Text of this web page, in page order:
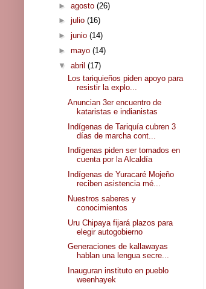
► agosto (26)
► julio (16)
► junio (14)
► mayo (14)
▼ abril (17)
Los tariquieños piden apoyo para
resistir la explo...
Anuncian 3er encuentro de
kataristas e indianistas
Indígenas de Tariquía cubren 3
días de marcha cont...
Indígenas piden ser tomados en
cuenta por la Alcaldía
Indígenas de Yuracaré Mojeño
reciben asistencia mé...
Nuestros saberes y
conocimientos
Uru Chipaya fijará plazos para
elegir autogobierno
Generaciones de kallawayas
hablan una lengua secre...
Inauguran instituto en pueblo
weenhayek